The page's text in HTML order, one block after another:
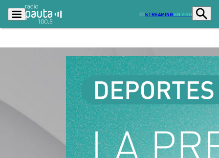
STREAMING EN VIVO
Programas
Actualidad
Economía
Radio en vivo Sostenibilidad
Tendencias Deportes